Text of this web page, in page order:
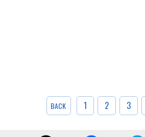
BACK 1 2 3